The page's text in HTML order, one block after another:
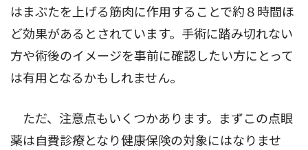
はまぶたを上げる筋肉に作用することで約８時間ほ
ど効果があるとされています。手術に踏み切れない
方や術後のイメージを事前に確認したい方にとって
は有用となるかもしれません。
ただ、注意点もいくつかあります。まずこの点眼
薬は自費診療となり健康保険の対象にはなりませ